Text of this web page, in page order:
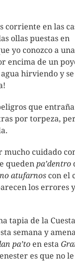
corriente en las
ollas puestas en
yo conozco a
encima de un
hirviendo y
que
por torpeza,
cuidado
queden pa’dentro
atufarnos con el
los errores
tapia de la
semana y
pa’to en esta
es que no